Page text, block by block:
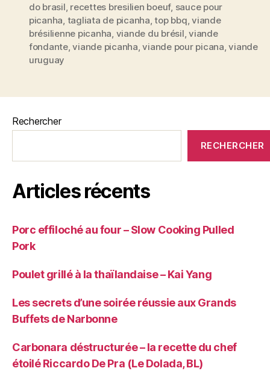
do brasil recettes bresilien boeuf, sauce pour
picanha tagliata de picanha ,top bbq ,viande
brésilienne picanha viande du brésil ,viande
fondante,viande picanha ,viande pour picana ,viande
uruguay
Rechercher
RECHERCHER
Articles récents
Porc effiloché au four – Slow Cooking Pulled
Pork
Poulet grillé à la thaïlandaise – Kai Yang
Les secrets d’une soirée réussie aux Grands
Buffets de Narbonne
Carbonara déstructurée – la recette du chef
étoilé Riccardo De Pra (Le Dolada, BL)